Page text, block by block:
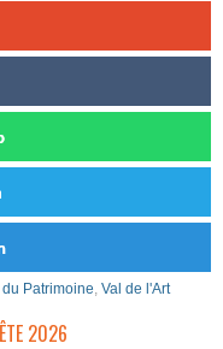
Patrimoine, Val de l'Art
2026